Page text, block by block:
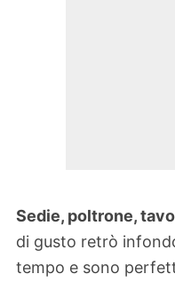
Sedie, poltrone,
di gusto retrò
tempo e sono